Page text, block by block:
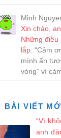
Minh
Xin chào,
Những điều
lắp: “Cảm
mình ấn
vòng” vì
BÀI VIẾT
“Vì
anh